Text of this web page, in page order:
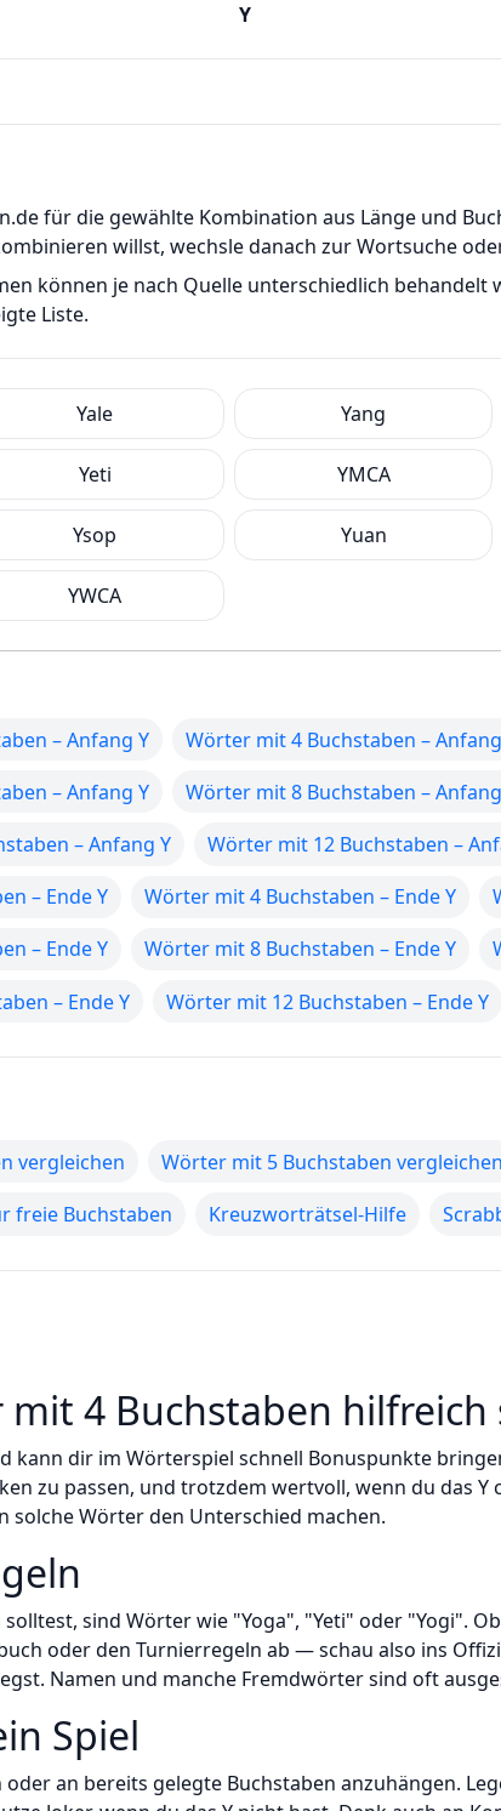
Y
für die gewählte Kombination aus Länge und
willst, wechsle danach zur Wortsuche
können je nach Quelle unterschiedlich behandelt
Liste.
Yale Yang
Yeti YMCA
Ysop Yuan
YWCA
– Anfang Y Wörter mit 4 Buchstaben –
– Anfang Y Wörter mit 8 Buchstaben –
– Anfang Y Wörter mit 12 Buchstaben –
– Ende Y Wörter mit 4 Buchstaben – Ende Y
– Ende Y Wörter mit 8 Buchstaben – Ende Y
– Ende Y Wörter mit 12 Buchstaben – Ende Y
vergleichen Wörter mit 5 Buchstaben vergleichen
freie Buchstaben Kreuzworträtsel-Hilfe
mit 4 Buchstaben hilfreich
kann dir im Wörterspiel schnell Bonuspunkte
zu passen, und trotzdem wertvoll, wenn du das Y
solche Wörter den Unterschied machen.
sind Wörter wie "Yoga", "Yeti" oder "Yogi".
oder den Turnierregeln ab — schau also ins
Namen und manche Fremdwörter sind oft
Spiel
an bereits gelegte Buchstaben anzuhängen.